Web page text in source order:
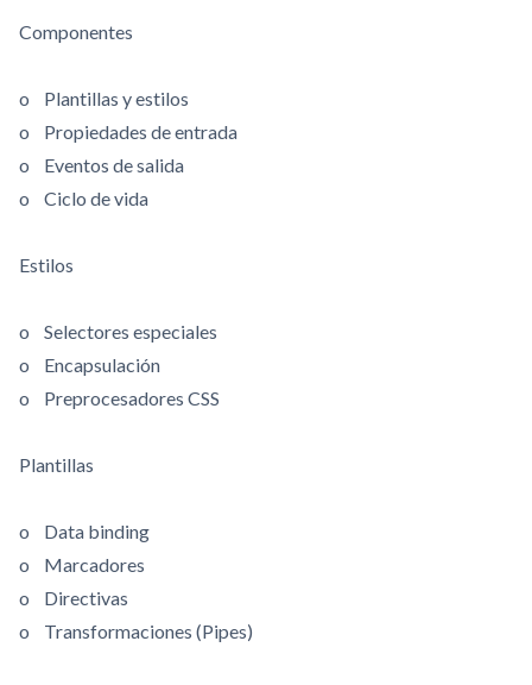
Componentes
o Plantillas y estilos
o Propiedades de entrada
o Eventos de salida
o Ciclo de vida
Estilos
o Selectores especiales
o Encapsulación
o Preprocesadores CSS
Plantillas
o Data binding
o Marcadores
o Directivas
o Transformaciones (Pipes)